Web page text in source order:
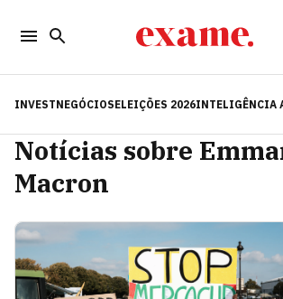
INVESTNEGÓCIOSELEIÇÕES 2026INTELIGÊNCIA
Notícias sobre
Macron